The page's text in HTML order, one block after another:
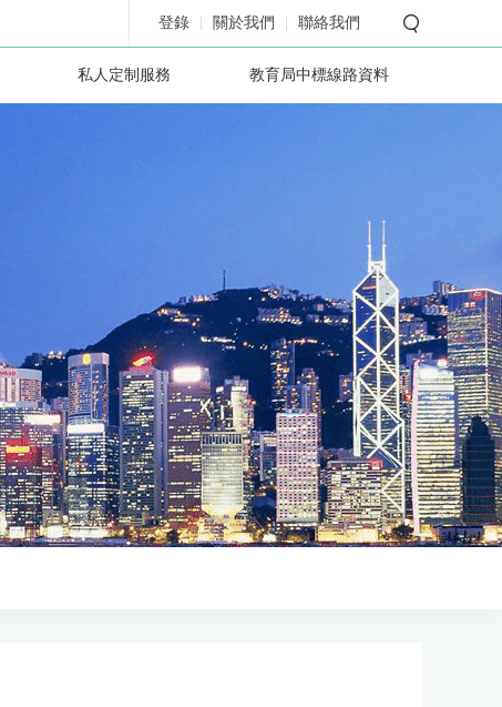
登錄 關於我們 聯絡我們
私人定制服務 教育局中標線路資料